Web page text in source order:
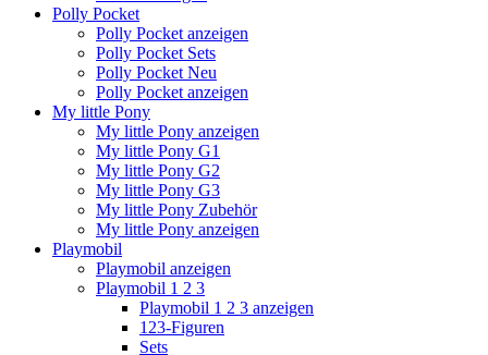
Polly Pocket
Polly Pocket anzeigen
Polly Pocket Sets
Polly Pocket Neu
Polly Pocket anzeigen
My little Pony
My little Pony anzeigen
My little Pony G1
My little Pony G2
My little Pony G3
My little Pony Zubehör
My little Pony anzeigen
Playmobil
Playmobil anzeigen
Playmobil 1 2 3
Playmobil 1 2 3 anzeigen
123-Figuren
Sets